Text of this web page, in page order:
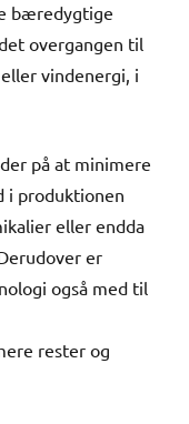
bæredygtige
overgangen til
vindenergi, i
på at minimere
i produktionen
eller endda
er
også med til
rester og